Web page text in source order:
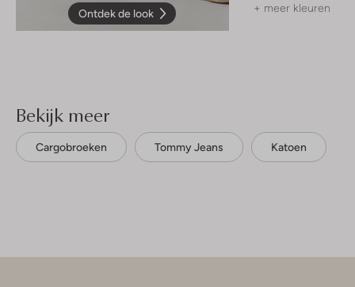
Ontdek de look + meer kleuren
Bekijk meer
Cargobroeken Tommy Jeans Katoen